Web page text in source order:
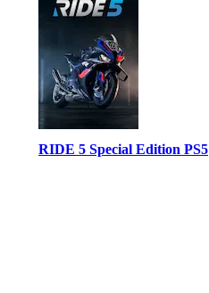
RIDE 5 Special Edition PS5